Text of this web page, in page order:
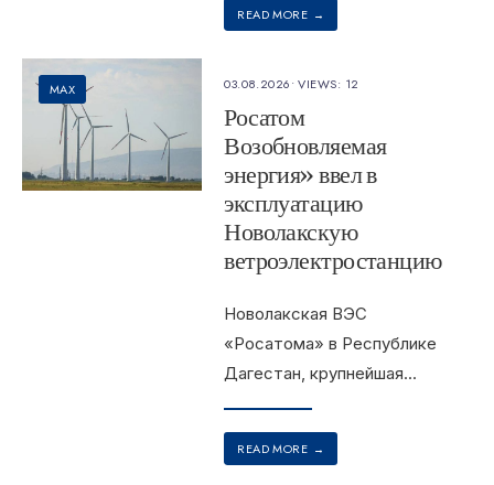
READ MORE →
MAX 03.08.2026•VIEWS: 12
Росатом
Возобновляемая
энергия» ввел в
эксплуатацию
Новолакскую
ветроэлектростанцию
Новолакская ВЭС
«Росатома» в Республике
Дагестан, крупнейшая...
READ MORE →